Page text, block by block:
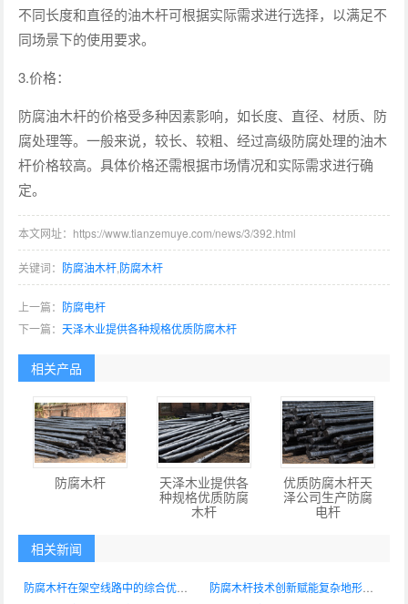
不同长度和直径的油木杆可根据实际需求进行选择，以满足不
同场景下的使用要求。
3.价格：
防腐油木杆的价格受多种因素影响，如长度、直径、材质、防
腐处理等。一般来说，较长、较粗、经过高级防腐处理的油木
杆价格较高。具体价格还需根据市场情况和实际需求进行确
定。
本文网址：https://www.tianzemuye.com/news/3/392.html
关键词： 防腐油木杆 防腐木杆
上一篇： 防腐电杆
下一篇：天泽木业提供各种规格优质防腐木杆
相关产品
防腐木杆
天泽木业提供各
种规格优质防腐
木杆
优质防腐木杆天
泽公司生产防腐
电杆
相关新闻